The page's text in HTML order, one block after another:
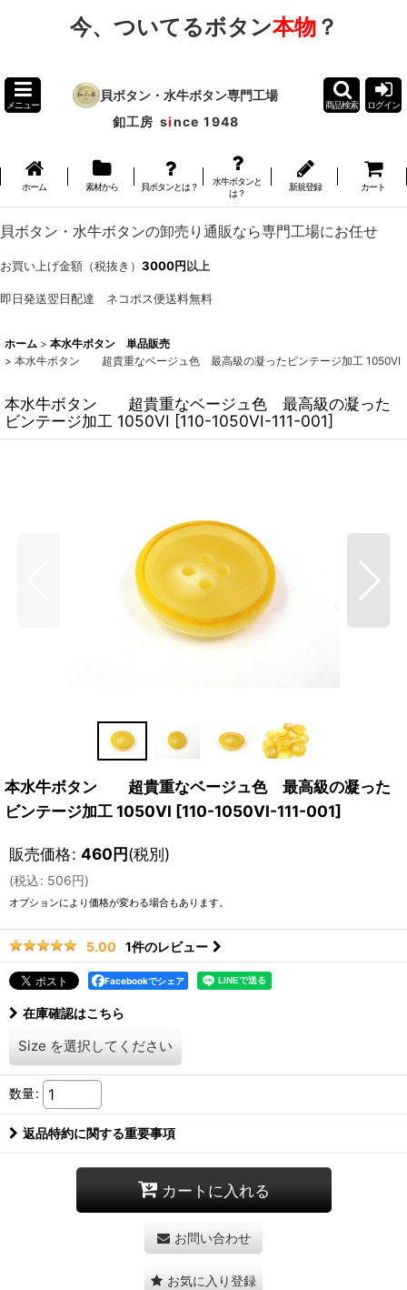
今、ついてるボタン本物？
メニュー
貝ボタン・水牛ボタン専門工場
釦工房 since 1948
商品検索 ログイン
ホーム 素材から 貝ボタンとは？
水牛ボタンと
は？
新規登録 カート
貝ボタン・水牛ボタンの卸売り通販なら専門工場にお任せ
お買い上げ金額（税抜き） 3000円以上
即日発送翌日配達 ネコポス便送料無料
ホーム > 本水牛ボタン 単品販売
> 本水牛ボタン 超貴重なベージュ色 最高級の凝ったビンテージ加工 1050VI
本水牛ボタン 超貴重なベージュ色 最高級の凝った
ビンテージ加工 1050VI [110-1050VI-111-001]
本水牛ボタン 超貴重なベージュ色 最高級の凝った
ビンテージ加工 1050VI [110-1050VI-111-001]
販売価格: 460円(税別)
(税込: 506円)
オプションにより価格が変わる場合もあります。
5.00 1件のレビュー
Facebookでシェア
在庫確認はこちら
Size を選択してください
数量:
返品特約に関する重要事項
カートに入れる
お問い合わせ
お気に入り登録